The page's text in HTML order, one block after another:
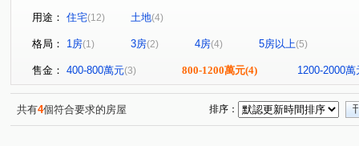
大吉二段
深賢段
樹人路 五結路三段 五結中路二段(1)
用途： 住宅(12) 土地(4)
格局： 1房(1) 3房(2) 4房(4) 5房以上(5)
售金： 400-800萬元(3) 800-1200萬元(4) 1200-2000萬
共有4個符合要求的房屋 排序：